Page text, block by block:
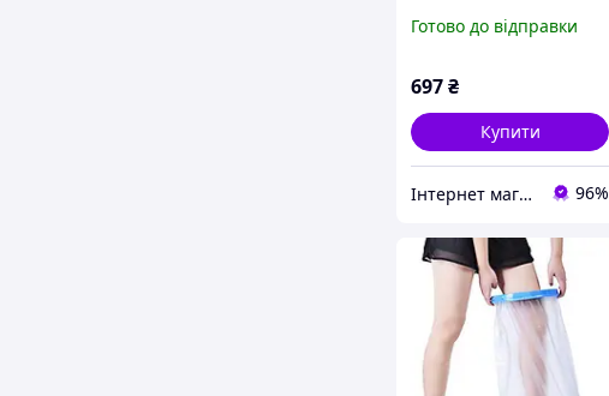
87 см)
Готово до відправки
697₴
Купити
Інтернет магазин Постелюшка (Домашній текстиль, сумки, товари для дому та відпочинку) 96%